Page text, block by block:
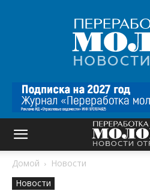
Домой
Новости
Новости